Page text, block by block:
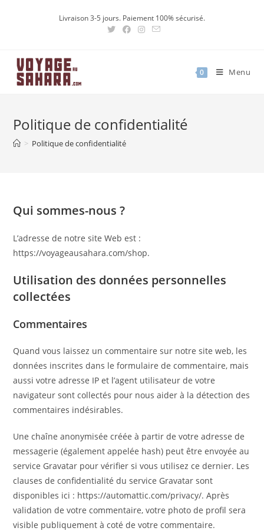
Livraison 3-5 jours. Paiement 100% sécurisé.
0 Menu
Politique de confidentialité
> Politique de confidentialité
Qui sommes-nous ?
L’adresse de notre site Web est :
https://voyageausahara.com/shop.
Utilisation des données personnelles
collectées
Commentaires
Quand vous laissez un commentaire sur notre site web, les
données inscrites dans le formulaire de commentaire, mais
aussi votre adresse IP et l’agent utilisateur de votre
navigateur sont collectés pour nous aider à la détection des
commentaires indésirables.
Une chaîne anonymisée créée à partir de votre adresse de
messagerie (également appelée hash) peut être envoyée au
service Gravatar pour vérifier si vous utilisez ce dernier. Les
clauses de confidentialité du service Gravatar sont
disponibles ici : https://automattic.com/privacy/. Après
validation de votre commentaire, votre photo de profil sera
visible publiquement à coté de votre commentaire.